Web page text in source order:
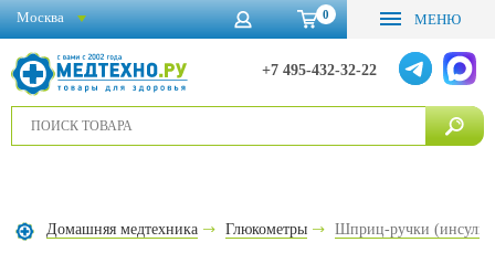
0 МЕНЮ
+7 495-432-32-22
Москва
Домашняя медтехника Глюкометры Шприц-ручки